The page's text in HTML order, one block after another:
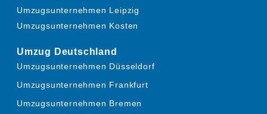
Umzugsunternehmen Leipzig
Umzugsunternehmen Kosten
Umzug Deutschland
Umzugsunternehmen Düsseldorf
Umzugsunternehmen Frankfurt
Umzugsunternehmen Bremen